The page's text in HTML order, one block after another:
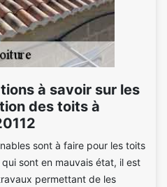
à savoir sur les
des toits à
sont à faire pour les toits
sont en mauvais état, il est
permettant de les